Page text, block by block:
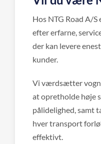
Hos NTG Road A/
efter erfarne,
der kan levere
kunder.
Vi værdsætter
at opretholde høje
pålidelighed, samt
hver transport
effektivt.